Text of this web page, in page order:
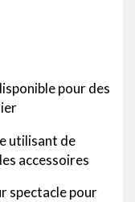
pour des
utilisant de
accessoires
spectacle pour